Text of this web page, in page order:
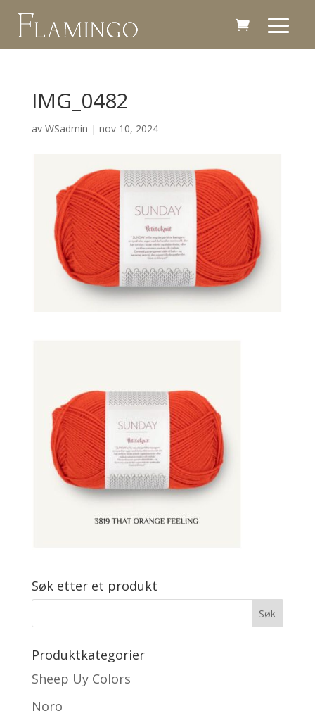
IMG_0482
av WSadmin | nov 10, 2024
Søk etter et produkt
Produktkategorier
Sheep Uy Colors
Noro